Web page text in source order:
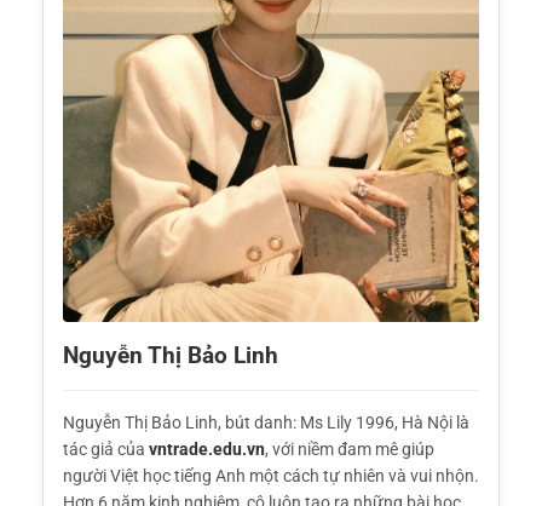
Nguyễn Thị Bảo Linh
Nguyễn Thị Bảo Linh, bút danh: Ms Lily 1996, Hà Nội là
tác giả của vntrade.edu.vn, với niềm đam mê giúp
người Việt học tiếng Anh một cách tự nhiên và vui nhộn.
Hơn 6 năm kinh nghiệm, cô luôn tạo ra những bài học